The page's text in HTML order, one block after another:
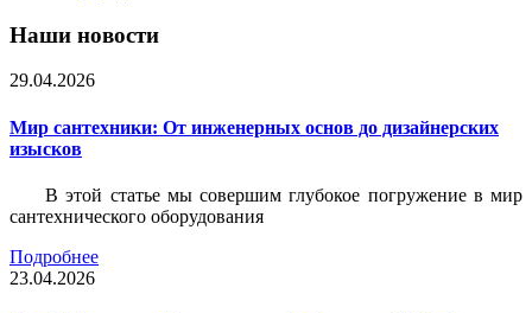
Наши новости
29.04.2026
Мир сантехники: От инженерных основ до дизайнерских
изысков
В этой статье мы совершим глубокое погружение в мир
сантехнического оборудования
Подробнее
23.04.2026